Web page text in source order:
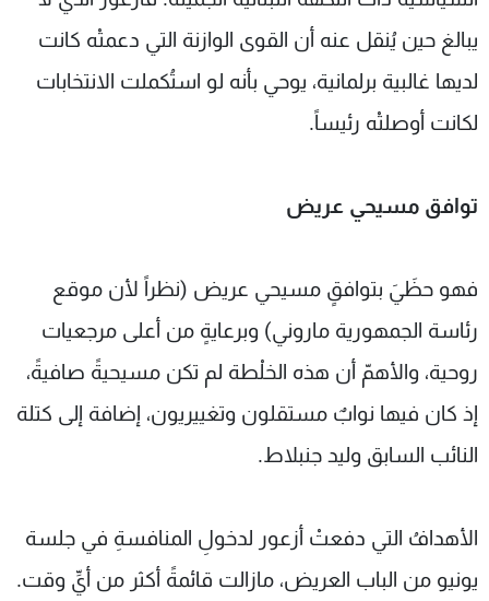
يبالغ حين يُنقل عنه أن القوى الوازنة التي دعمتْه كانت
لديها غالبية برلمانية، يوحي بأنه لو استُكملت الانتخابات
لكانت أوصلتْه رئيساً.
توافق مسيحي عريض
فهو حظَيَ بتوافقٍ مسيحي عريض (نظراً لأن موقع
رئاسة الجمهورية ماروني) وبرعايةٍ من أعلى مرجعيات
روحية، والأهمّ أن هذه الخلْطة لم تكن مسيحيةً صافيةً،
إذ كان فيها نوابٌ مستقلون وتغييريون، إضافة إلى كتلة
النائب السابق وليد جنبلاط.
الأهدافُ التي دفعتْ أزعور لدخولِ المنافسةِ في جلسة
يونيو من الباب العريض، مازالت قائمةً أكثر من أيِّ وقت.